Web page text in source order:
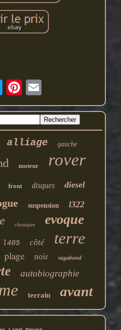
alliage gauche
moteur rover
front disques diesel
suspension l322
classique evoque
l405 côté terre
plage noir vagabond
autobiographie
terrain avant